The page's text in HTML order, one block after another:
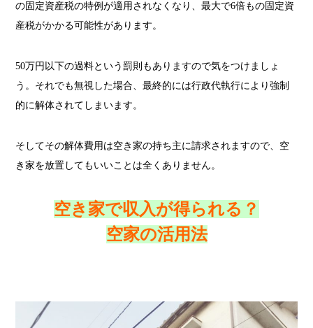
の固定資産税の特例が適用されなくなり、最大で6倍もの固定資
産税がかかる可能性があります。
50万円以下の過料という罰則もありますので気をつけましょ
う。それでも無視した場合、最終的には行政代執行により強制
的に解体されてしまいます。
そしてその解体費用は空き家の持ち主に請求されますので、空
き家を放置してもいいことは全くありません。
空き家で収入が得られる？
空家の活用法